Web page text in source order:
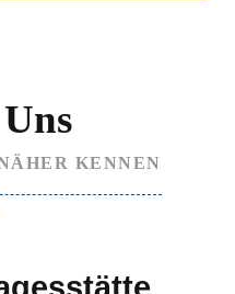
KENNEN